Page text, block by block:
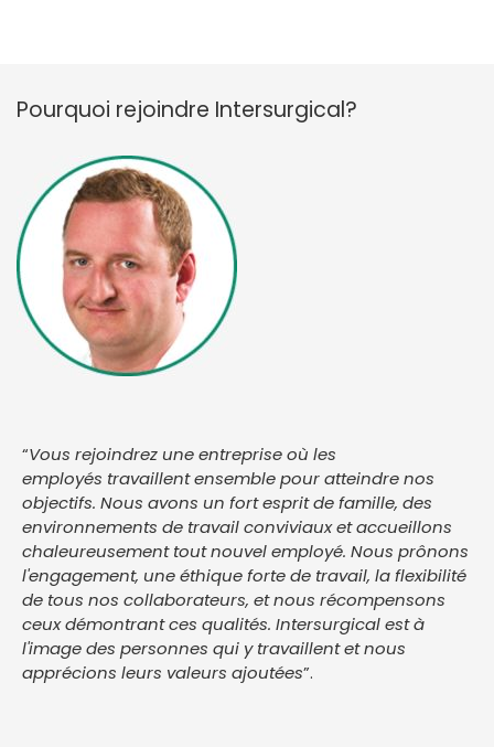
Pourquoi rejoindre Intersurgical?
“Vous rejoindrez une entreprise où les
employés travaillent ensemble pour atteindre nos
objectifs. Nous avons un fort esprit de famille, des
environnements de travail conviviaux et accueillons
chaleureusement tout nouvel employé. Nous prônons
l'engagement, une éthique forte de travail, la flexibilité
de tous nos collaborateurs, et nous récompensons
ceux démontrant ces qualités. Intersurgical est à
l'image des personnes qui y travaillent et nous
apprécions leurs valeurs ajoutées”.